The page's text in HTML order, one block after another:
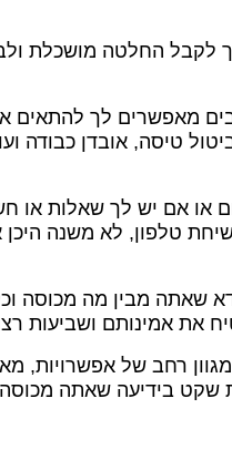
לקבל החלטה מושכלת
מאפשרים לך להתאים
טיסה, אובדן כבודה
לעתים קרובות גישה לתמיכת לקוחות 24/7. במקרה חירום
טלפון, לא משנה
שאתה מבין מה מכוסה
את אמינותם ושביעות
מגוון רחב של אפשרויות,
שקט בידיעה שאתה